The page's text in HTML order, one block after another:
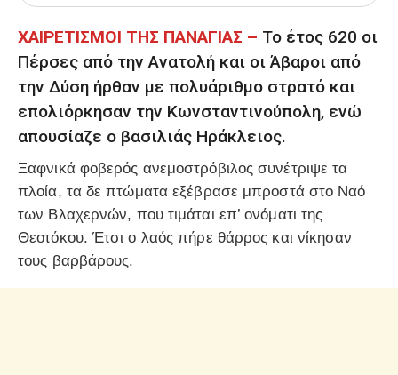
ΧΑΙΡΕΤΙΣΜΟΙ ΤΗΣ ΠΑΝΑΓΙΑΣ – Το έτος 620 οι
Πέρσες από την Ανατολή και οι Άβαροι από
την Δύση ήρθαν με πολυάριθμο στρατό και
επολιόρκησαν την Κωνσταντινούπολη, ενώ
απουσίαζε ο βασιλιάς Ηράκλειος.
Ξαφνικά φοβερός ανεμοστρόβιλος συνέτριψε τα
πλοία, τα δε πτώματα εξέβρασε μπροστά στο Ναό
των Βλαχερνών, που τιμάται επ’ ονόματι της
Θεοτόκου. Έτσι ο λαός πήρε θάρρος και νίκησαν
τους βαρβάρους.